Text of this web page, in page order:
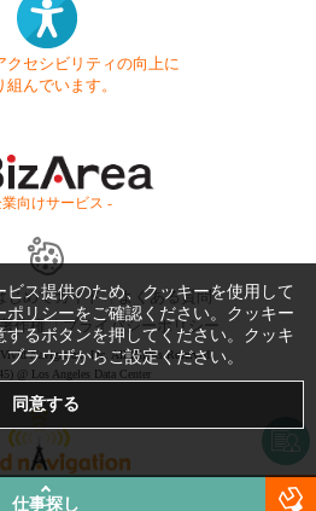
クセシビリティの向上に
組んでいます。
向けサービス -
じめてガイド
よくある質問
作権 プライバシーポリシー
Navigation, Inc. All Rights Reserved.
@ Los Angeles Data Center
仕事探し
ス提供のため、クッキーを使用して
ポリシーをご確認ください。クッキー
るボタンを押してください。クッキ
ラウザからご設定ください。